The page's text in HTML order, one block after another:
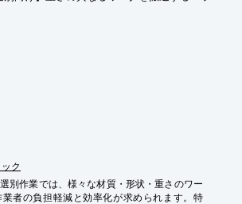
効率化
ク
別作業では、様々な材質・形状・重さのワー
者の負担軽減と効率化が求められます。特